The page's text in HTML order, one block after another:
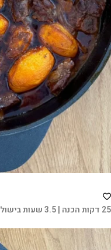
25 דקות הכנה | 3.5 שעות בישול | קל | כשר | 6 סועדים